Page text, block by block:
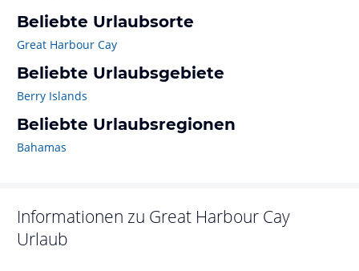
Beliebte Urlaubsorte
Great Harbour Cay
Beliebte Urlaubsgebiete
Berry Islands
Beliebte Urlaubsregionen
Bahamas
Informationen zu Great Harbour Cay
Urlaub